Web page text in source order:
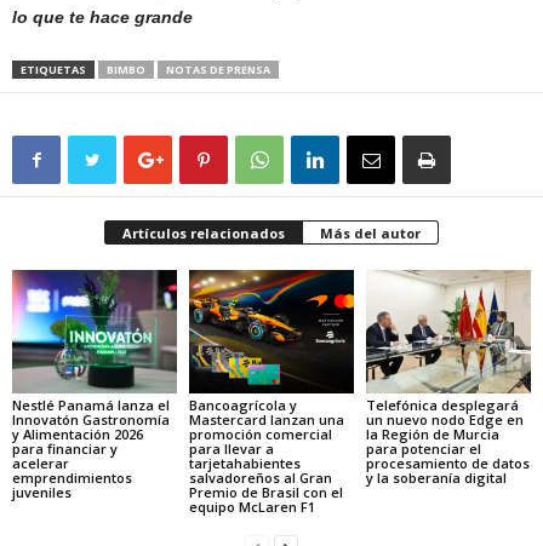
lo que te hace grande
ETIQUETAS BIMBO NOTAS DE PRENSA
Artículos relacionados Más del autor
Nestlé Panamá lanza el
Innovatón Gastronomía
y Alimentación 2026
para financiar y
acelerar
emprendimientos
juveniles
Bancoagrícola y
Mastercard lanzan una
promoción comercial
para llevar a
tarjetahabientes
salvadoreños al Gran
Premio de Brasil con el
equipo McLaren F1
Telefónica desplegará
un nuevo nodo Edge en
la Región de Murcia
para potenciar el
procesamiento de datos
y la soberanía digital